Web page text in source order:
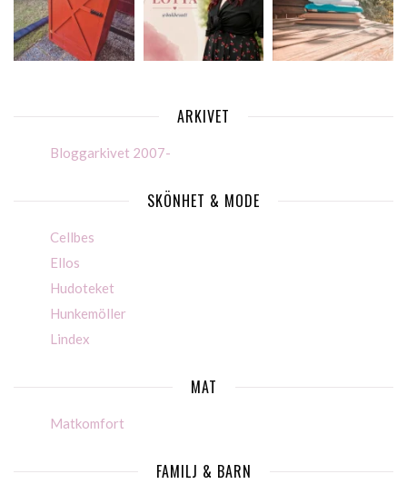
ARKIVET
Bloggarkivet 2007-
SKÖNHET & MODE
Cellbes
Ellos
Hudoteket
Hunkemöller
Lindex
MAT
Matkomfort
FAMILJ & BARN